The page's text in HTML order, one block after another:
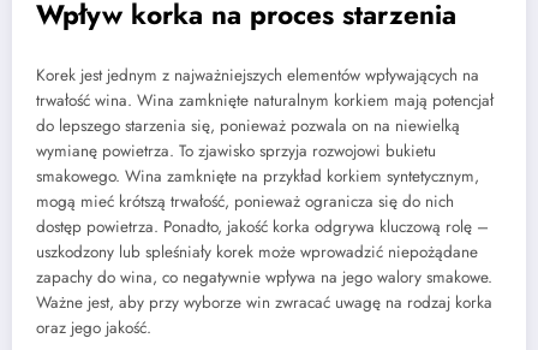
Wpływ korka na proces starzenia
Korek jest jednym z najważniejszych elementów wpływających na
trwałość wina. Wina zamknięte naturalnym korkiem mają potencjał
do lepszego starzenia się, ponieważ pozwala on na niewielką
wymianę powietrza. To zjawisko sprzyja rozwojowi bukietu
smakowego. Wina zamknięte na przykład korkiem syntetycznym,
mogą mieć krótszą trwałość, ponieważ ogranicza się do nich
dostęp powietrza. Ponadto, jakość korka odgrywa kluczową rolę –
uszkodzony lub spleśniały korek może wprowadzić niepożądane
zapachy do wina, co negatywnie wpływa na jego walory smakowe.
Ważne jest, aby przy wyborze win zwracać uwagę na rodzaj korka
oraz jego jakość.